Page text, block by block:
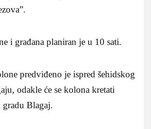
i građana planiran je u 10 sati.
predviđeno je ispred šehidskog
odakle će se kolona kretati
gradu Blagaj.